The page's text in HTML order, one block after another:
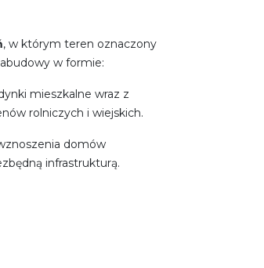
, w którym teren oznaczony
w formie:
mieszkalne wraz z
rolniczych i wiejskich.
domów
infrastrukturą.